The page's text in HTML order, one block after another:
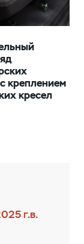
креплением
кресел
г.в.